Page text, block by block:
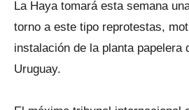
La Haya tomará esta semana
torno a este tipo reprotestas,
instalación de la planta papelera
Uruguay.